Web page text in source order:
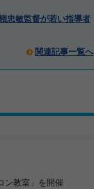
忠敏監督が若い指導者
関連記事一覧へ
ン教室」を開催